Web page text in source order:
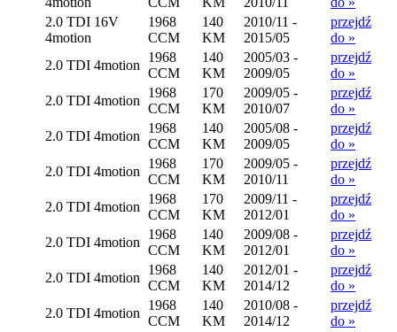
2.0 TDI 16V
4motion
1968
CCM
140
KM
2010/11 -
2015/05
przejdź
do »
2.0 TDI 4motion
1968
CCM
140
KM
2005/03 -
2009/05
przejdź
do »
2.0 TDI 4motion
1968
CCM
170
KM
2009/05 -
2010/07
przejdź
do »
2.0 TDI 4motion
1968
CCM
140
KM
2005/08 -
2009/05
przejdź
do »
2.0 TDI 4motion
1968
CCM
170
KM
2009/05 -
2010/11
przejdź
do »
2.0 TDI 4motion
1968
CCM
170
KM
2009/11 -
2012/01
przejdź
do »
2.0 TDI 4motion
1968
CCM
140
KM
2009/08 -
2012/01
przejdź
do »
2.0 TDI 4motion
1968
CCM
140
KM
2012/01 -
2014/12
przejdź
do »
2.0 TDI 4motion
1968
CCM
140
KM
2010/08 -
2014/12
przejdź
do »